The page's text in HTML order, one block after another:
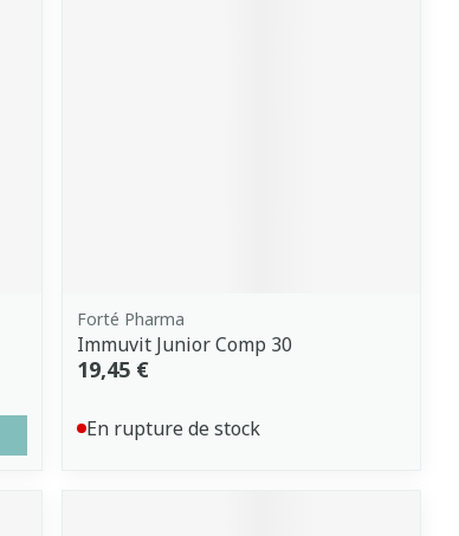
Forté Pharma
Immuvit Junior Comp 30
19,45 €
En rupture de stock